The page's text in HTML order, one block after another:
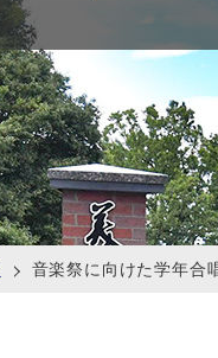
音楽祭に向けた学年合